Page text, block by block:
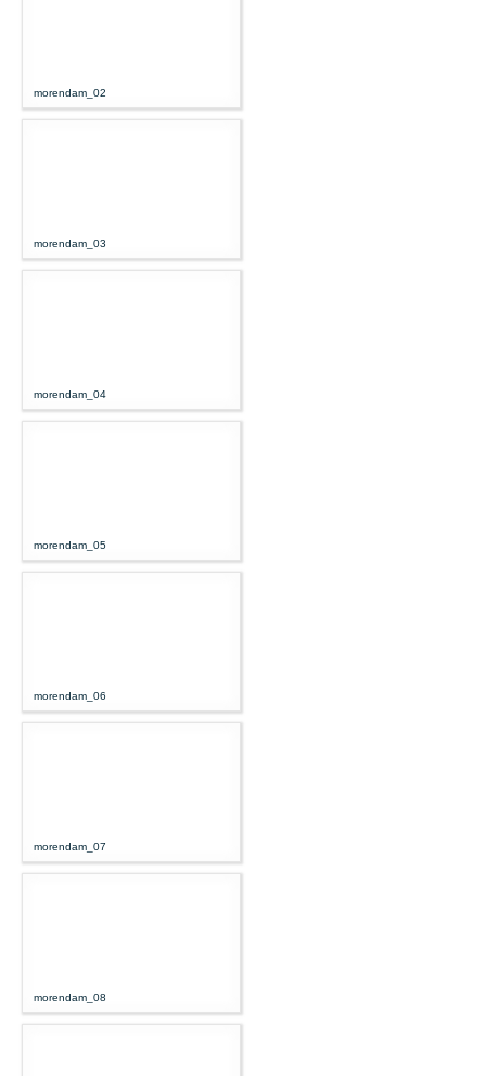
morendam_02
morendam_03
morendam_04
morendam_05
morendam_06
morendam_07
morendam_08